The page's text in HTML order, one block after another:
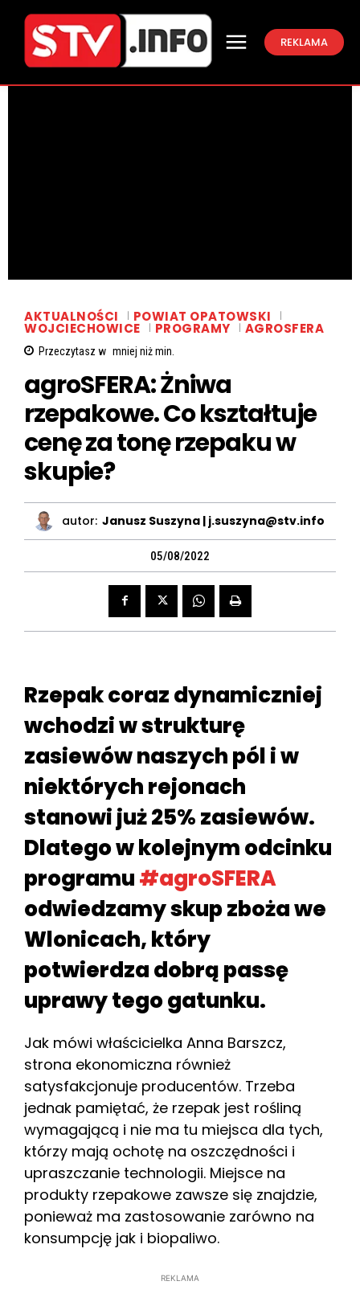
REKLAMA
AKTUALNOŚCI POWIAT OPATOWSKI
WOJCIECHOWICE PROGRAMY AGROSFERA
Przeczytasz w mniej niżmin.
agroSFERA: Żniwa
rzepakowe. Co kształtuje
cenę za tonę rzepaku w
skupie?
autor: Janusz Suszyna | j.suszyna@stv.info
05/08/2022
Rzepak coraz dynamiczniej
wchodzi w strukturę
zasiewów naszych pól i w
niektórych rejonach
stanowi już 25% zasiewów.
Dlatego w kolejnym odcinku
programu#agroSFERA
odwiedzamy skup zboża we
Wlonicach, który
potwierdza dobrą passę
uprawy tego gatunku.
Jak mówi właścicielka Anna Barszcz,
strona ekonomiczna również
satysfakcjonuje producentów. Trzeba
jednak pamiętać, że rzepak jest rośliną
wymagającą i nie ma tu miejsca dla tych,
którzy mają ochotę na oszczędności i
upraszczanie technologii. Miejsce na
produkty rzepakowe zawsze się znajdzie,
ponieważ ma zastosowanie zarówno na
konsumpcję jak i biopaliwo.
REKLAMA